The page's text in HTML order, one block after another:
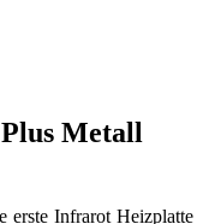
Metall
Infrarot Heizplatte